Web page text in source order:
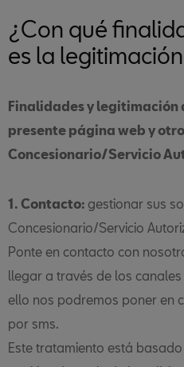
¿Con qué
es la
Finalidades y legitimación
presente página web y
Concesionario/Servicio
1. Contacto: gestionar sus
Concesionario/Servicio
Ponte en contacto con
llegar a través de los
ello nos podremos poner en
por sms.
Este tratamiento está